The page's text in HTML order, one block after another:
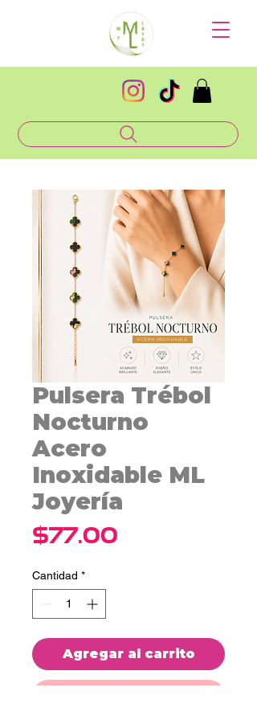
Pulsera Trébol
Nocturno
Acero
Inoxidable ML
Joyería
$77.00
Cantidad *
Agregar al carrito